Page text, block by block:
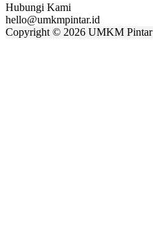
Hubungi Kami
hello@umkmpintar.id
Copyright © 2026 UMKM Pintar